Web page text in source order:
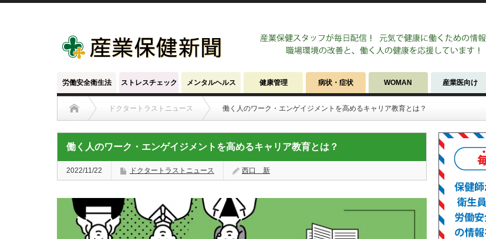
労働安全衛生法 ストレスチェック メンタルヘルス 健康管理 病状・症状 WOMAN 産業医向け
ドクタートラストニュース 働く人のワーク・エンゲイジメントを高めるキャリア教育とは？
働く人のワーク・エンゲイジメントを高めるキャリア教育とは？
2022/11/22 ドクタートラストニュース 西口 新